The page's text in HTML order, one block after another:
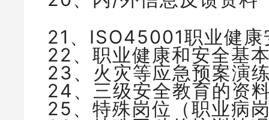
21、ISO45001职业健康
22、职业健康和安全基
23、火灾等应急预案演
24、三级安全教育的资
25、特殊岗位（职业病